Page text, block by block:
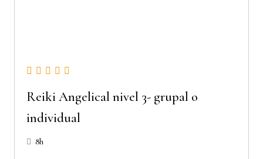
Reiki Angelical nivel 3- grupal o
individual
8h